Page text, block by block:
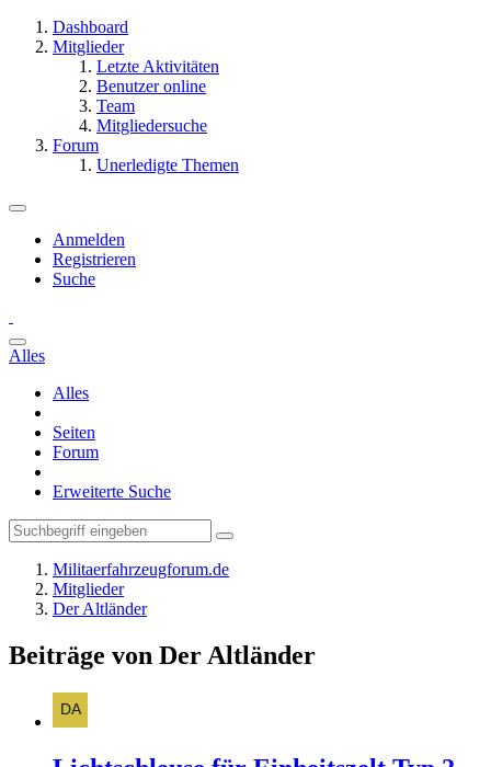
Dashboard
Mitglieder
Letzte Aktivitäten
Benutzer online
Team
Mitgliedersuche
Forum
Unerledigte Themen
Anmelden
Registrieren
Suche
Alles
Alles
Seiten
Forum
Erweiterte Suche
Militaerfahrzeugforum.de
Mitglieder
Der Altländer
Beiträge von Der Altländer